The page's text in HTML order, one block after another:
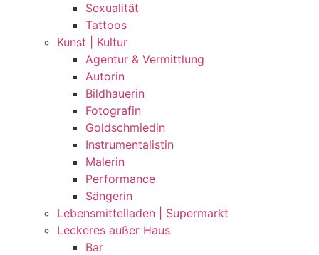
Sexualität
Tattoos
Kunst | Kultur
Agentur & Vermittlung
Autorin
Bildhauerin
Fotografin
Goldschmiedin
Instrumentalistin
Malerin
Performance
Sängerin
Lebensmittelladen | Supermarkt
Leckeres außer Haus
Bar